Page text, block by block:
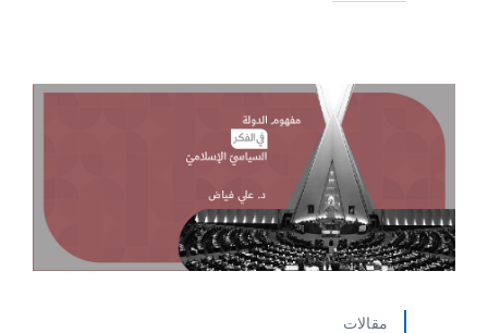
مقالات